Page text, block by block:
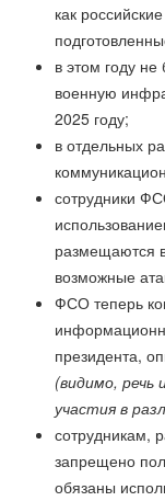
как
в этом году
военную
2025 году;
в отдельных
сотрудники
размещаются
возможные
ФСО теперь
президента,
(видимо, речь
участия в
сотрудникам,
запрещено
обязаны